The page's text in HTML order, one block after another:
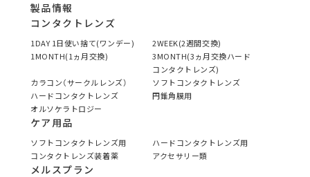
製品情報
コンタクトレンズ
1DAY 1日使い捨て(ワンデー)
2WEEK(2週間交換)
1MONTH(1ヵ月交換)
3MONTH(3ヵ月交換ハード
コンタクトレンズ)
カラコン（サークルレンズ）
ソフトコンタクトレンズ
ハードコンタクトレンズ
円錐角膜用
オルソケラトロジー
ケア用品
ソフトコンタクトレンズ用
ハードコンタクトレンズ用
コンタクトレンズ装着薬
アクセサリー類
メルスプラン